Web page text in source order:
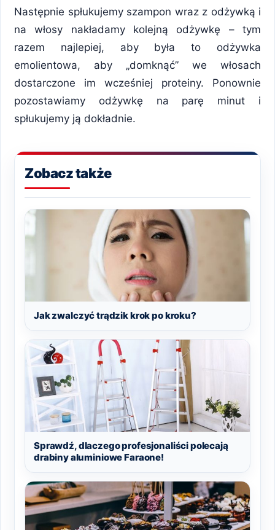
Następnie spłukujemy szampon wraz z odżywką i
na włosy nakładamy kolejną odżywkę – tym
razem najlepiej, aby była to odżywka
emolientowa, aby „domknąć” we włosach
dostarczone im wcześniej proteiny. Ponownie
pozostawiamy odżywkę na parę minut i
spłukujemy ją dokładnie.
Zobacz także
Jak zwalczyć trądzik krok po kroku?
Sprawdź, dlaczego profesjonaliści polecają
drabiny aluminiowe Faraone!